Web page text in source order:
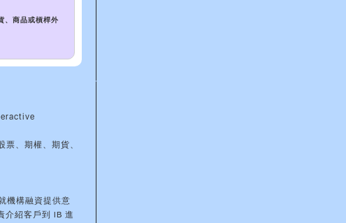
、商品或槓桿外
、期權、期貨、
機構融資提供意
介紹客戶到 IB 進